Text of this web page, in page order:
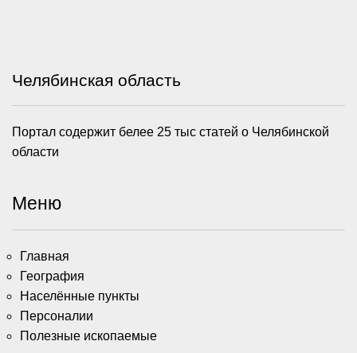
Челябинская область
Портал содержит белее 25 тыс статей о Челябинской
области
Меню
Главная
География
Населённые пункты
Персоналии
Полезные ископаемые